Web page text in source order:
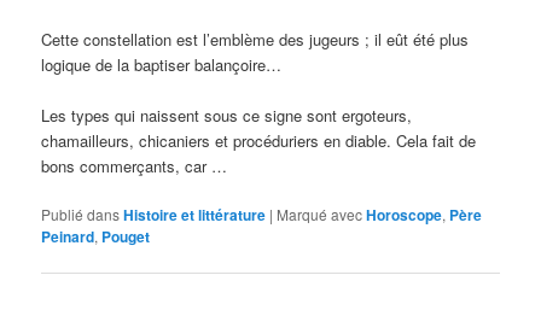
Cette constellation est l’emblème des jugeurs ; il eût été plus
logique de la baptiser balançoire…
Les types qui naissent sous ce signe sont ergoteurs,
chamailleurs, chicaniers et procéduriers en diable. Cela fait de
bons commerçants, car …
Publié dansHistoire et littérature | Marqué avecHoroscope, Père
Peinard, Pouget